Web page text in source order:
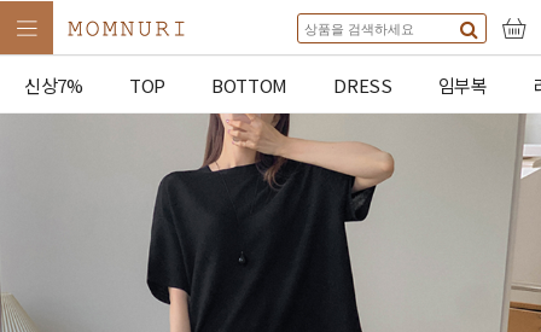
신상7% TOP BOTTOM DRESS 임부복